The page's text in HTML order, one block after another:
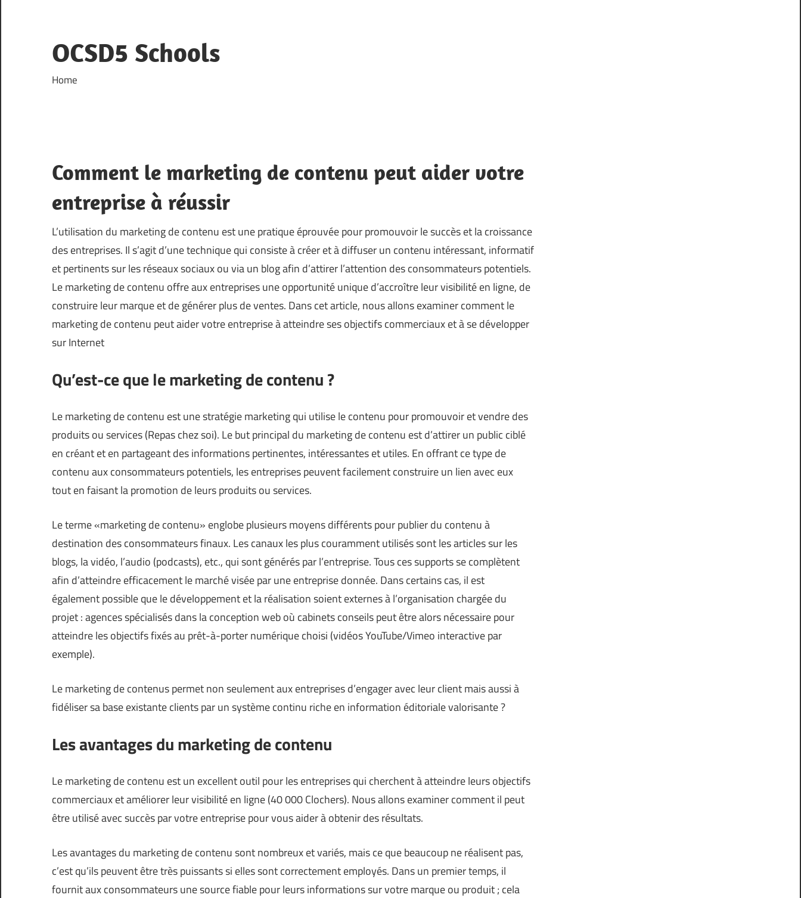
content
OCSD5 Schools
Home
Comment le marketing de contenu peut aider votre
entreprise à réussir
L’utilisation du marketing de contenu est une pratique éprouvée pour promouvoir le succès et la croissance
des entreprises. Il s’agit d’une technique qui consiste à créer et à diffuser un contenu intéressant, informatif
et pertinents sur les réseaux sociaux ou via un blog afin d’attirer l’attention des consommateurs potentiels.
Le marketing de contenu offre aux entreprises une opportunité unique d’accroître leur visibilité en ligne, de
construire leur marque et de générer plus de ventes. Dans cet article, nous allons examiner comment le
marketing de contenu peut aider votre entreprise à atteindre ses objectifs commerciaux et à se développer
sur Internet
Qu’est-ce que le marketing de contenu ?
Le marketing de contenu est une stratégie marketing qui utilise le contenu pour promouvoir et vendre des
produits ou services (Repas chez soi). Le but principal du marketing de contenu est d’attirer un public ciblé
en créant et en partageant des informations pertinentes, intéressantes et utiles. En offrant ce type de
contenu aux consommateurs potentiels, les entreprises peuvent facilement construire un lien avec eux
tout en faisant la promotion de leurs produits ou services.
Le terme «marketing de contenu» englobe plusieurs moyens différents pour publier du contenu à
destination des consommateurs finaux. Les canaux les plus couramment utilisés sont les articles sur les
blogs, la vidéo, l’audio (podcasts), etc., qui sont générés par l’entreprise. Tous ces supports se complètent
afin d’atteindre efficacement le marché visée par une entreprise donnée. Dans certains cas, il est
également possible que le développement et la réalisation soient externes à l’organisation chargée du
projet : agences spécialisés dans la conception web où cabinets conseils peut être alors nécessaire pour
atteindre les objectifs fixés au prêt-à-porter numérique choisi (vidéos YouTube/Vimeo interactive par
exemple).
Le marketing de contenus permet non seulement aux entreprises d’engager avec leur client mais aussi à
fidéliser sa base existante clients par un système continu riche en information éditoriale valorisante ?
Les avantages du marketing de contenu
Le marketing de contenu est un excellent outil pour les entreprises qui cherchent à atteindre leurs objectifs
commerciaux et améliorer leur visibilité en ligne (40 000 Clochers). Nous allons examiner comment il peut
être utilisé avec succès par votre entreprise pour vous aider à obtenir des résultats.
Les avantages du marketing de contenu sont nombreux et variés, mais ce que beaucoup ne réalisent pas,
c’est qu’ils peuvent être très puissants si elles sont correctement employés. Dans un premier temps, il
fournit aux consommateurs une source fiable pour leurs informations sur votre marque ou produit ; cela